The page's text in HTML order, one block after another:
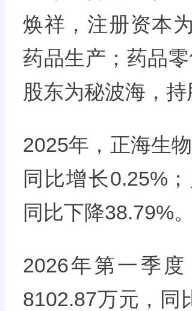
焕祥，注册资本
药品生产；药品
股东为秘波海，持
2025年，正海生
同比增长0.25%
同比下降38.79%。
2026年第一季
8102.87万元，同